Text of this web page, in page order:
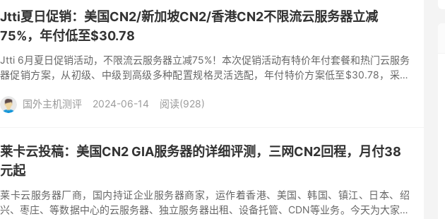
Jtti夏日促销：美国CN2/新加坡CN2/香港CN2不限流云服务器立减
75%，年付低至$30.78
Jtti 6月夏日促销活动，不限流云服务器立减75%！本次促销活动有特价年付套餐和热门云服务
器促销方案，从初级、中级到高级多种配置规格灵活选配，年付特价方案低至$30.78，采用
国外主机测评
2024-06-14 阅读(928)
莱卡云投稿：美国CN2 GIA服务器的详细评测，三网CN2回程，月付38
元起
莱卡云服务器厂商，国内持证企业服务器商家，运作着香港、美国、韩国、镇江、日本、绍
兴、枣庄、等数据中心的云服务器、独立服务器出租、设备托管、CDN等业务。今天为大家带